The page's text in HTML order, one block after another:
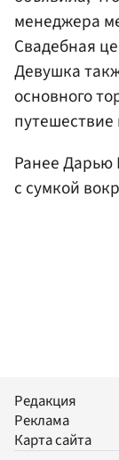
менеджера
Свадебная
Девушка
основного
путешествие
Ранее
с сумкой
Редакция
Реклама
Карта сайта